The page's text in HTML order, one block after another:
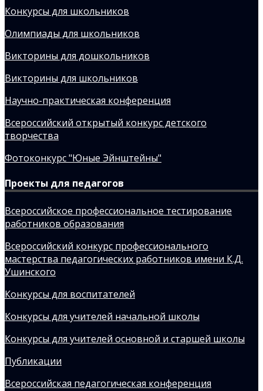
Конкурсы для школьников
Олимпиады для школьников
Викторины для дошкольников
Викторины для школьников
Научно-практическая конференция
Всероссийский открытый конкурс детского
творчества
Фотоконкурс "Юные Эйнштейны"
Проекты для педагогов
Всероссийское профессиональное тестирование
работников образования
Всероссийский конкурс профессионального
мастерства педагогических работников имени К.Д.
Ушинского
Конкурсы для воспитателей
Конкурсы для учителей начальной школы
Конкурсы для учителей основной и старшей школы
Публикации
Всероссийская педагогическая конференция